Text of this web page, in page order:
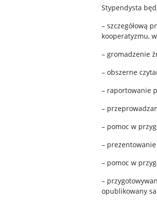
Stypendysta
– szczegółową
kooperatyzmu,
– gromadzenie
– obszerne
– raportowanie
–
– pomoc w
–
– pomoc w
–
opublikowany